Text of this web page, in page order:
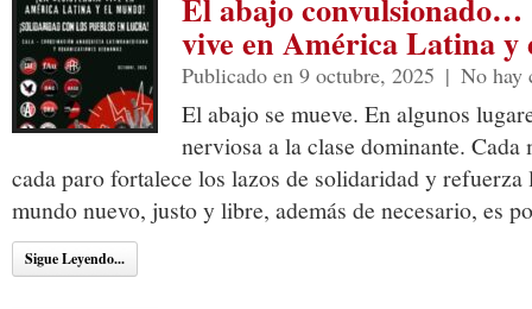
El abajo convulsionado…
vive en América Latina y
Publicado en 9 octubre, 2025 | No hay
El abajo se mueve. En algunos
nerviosa a la clase dominante. Cada
cada paro fortalece los lazos de solidaridad y
mundo nuevo, justo y libre, además de necesario, es
Sigue Leyendo...